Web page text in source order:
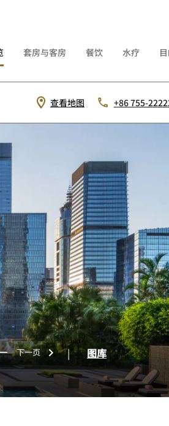
套房与客房 餐饮 水疗
查看地图 +86 755-
下一页
| 图库